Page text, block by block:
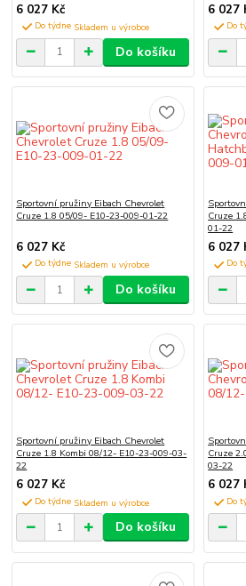
6 027 Kč
Do týdne
Do košíku
6 027
Do
Sportovní pružiny Eibach Chevrolet
Cruze 1.8 05/09- E10-23-009-01-22
6 027 Kč
Do týdne
Do košíku
Cruze
01-22
6 027
Do
Sportovní pružiny Eibach Chevrolet
Cruze 1.8 Kombi 08/12- E10-23-009-03-
22
6 027 Kč
Do týdne
Do košíku
Cruze
03-22
6 027
Do